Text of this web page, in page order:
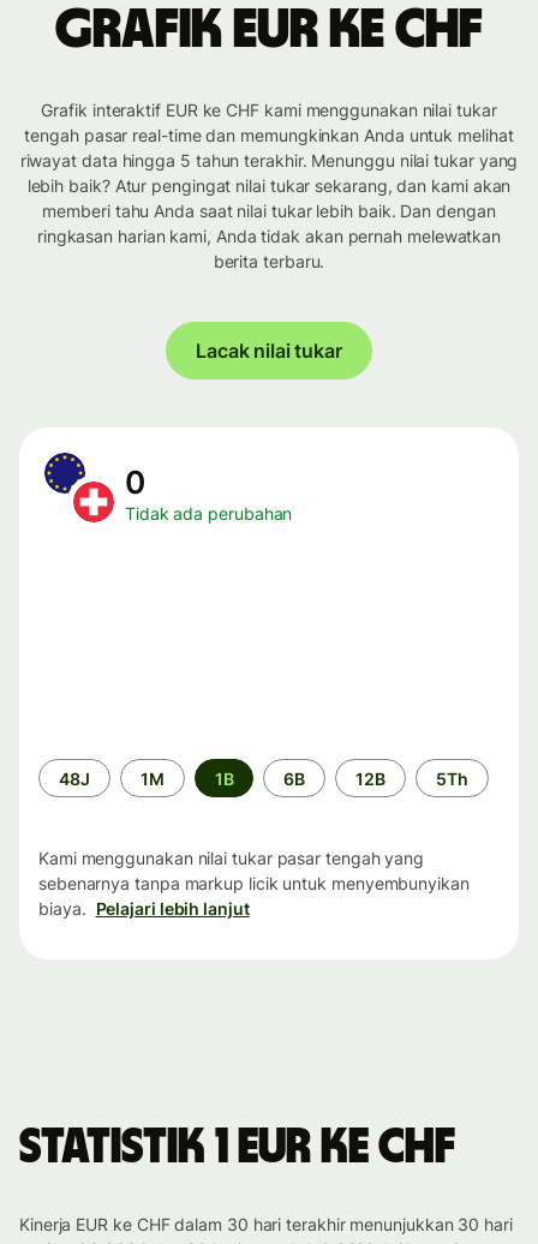
Grafik EUR ke CHF
Grafik interaktif EUR ke CHF kami menggunakan nilai tukar
tengah pasar real-time dan memungkinkan Anda untuk melihat
riwayat data hingga 5 tahun terakhir. Menunggu nilai tukar yang
lebih baik? Atur pengingat nilai tukar sekarang, dan kami akan
memberi tahu Anda saat nilai tukar lebih baik. Dan dengan
ringkasan harian kami, Anda tidak akan pernah melewatkan
berita terbaru.
Lacak nilai tukar
0
Tidak ada perubahan
Periode
waktu
48J 1M 1B 6B 12B 5Th
Kami menggunakan nilai tukar pasar tengah yang
sebenarnya tanpa markup licik untuk menyembunyikan
biaya. Pelajari lebih lanjut
Statistik 1 EUR ke CHF
Kinerja EUR ke CHF dalam 30 hari terakhir menunjukkan 30 hari